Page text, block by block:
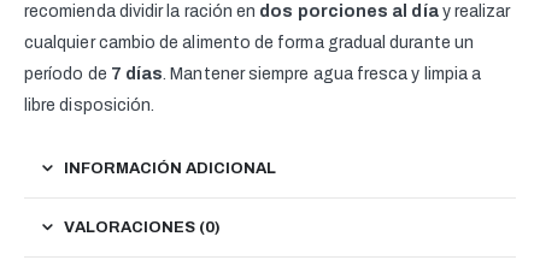
recomienda dividir la ración en dos porciones al díay realizar
cualquier cambio de alimento de forma gradual durante un
período de 7 días . Mantener siempre agua fresca y limpia a
libre disposición.
INFORMACIÓN ADICIONAL
VALORACIONES (0)